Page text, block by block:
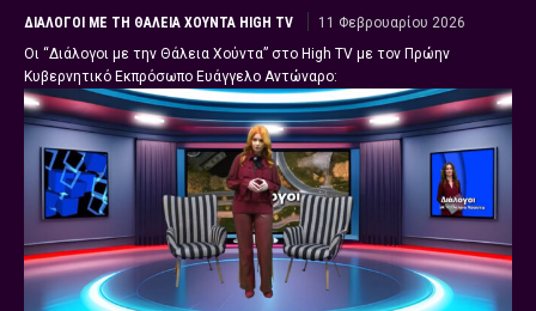
ΔΙΆΛΟΓΟΙ ΜΕ ΤΗ ΘΆΛΕΙΑ ΧΟΎΝΤΑ HIGH TV
11 Φεβρουαρίου 2026
Οι “Διάλογοι με την Θάλεια Χούντα” στο High TV με τον Πρώην
Κυβερνητικό Εκπρόσωπο Ευάγγελο Αντώναρο: